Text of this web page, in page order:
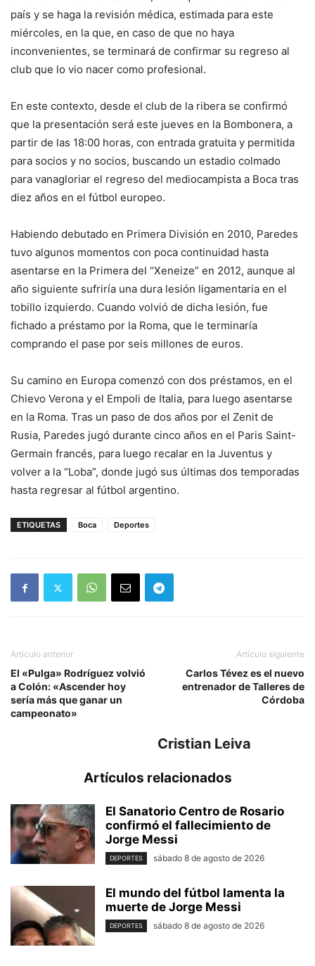
país y se haga la revisión médica, estimada para este
miércoles, en la que, en caso de que no haya
inconvenientes, se terminará de confirmar su regreso al
club que lo vio nacer como profesional.
En este contexto, desde el club de la ribera se confirmó
que la presentación será este jueves en la Bombonera, a
partir de las 18:00 horas, con entrada gratuita y permitida
para socios y no socios, buscando un estadio colmado
para vanagloriar el regreso del mediocampista a Boca tras
diez años en el fútbol europeo.
Habiendo debutado en Primera División en 2010, Paredes
tuvo algunos momentos con poca continuidad hasta
asentarse en la Primera del “Xeneize” en 2012, aunque al
año siguiente sufriría una dura lesión ligamentaria en el
tobillo izquierdo. Cuando volvió de dicha lesión, fue
fichado a préstamo por la Roma, que le terminaría
comprando el pase por seis millones de euros.
Su camino en Europa comenzó con dos préstamos, en el
Chievo Verona y el Empoli de Italia, para luego asentarse
en la Roma. Tras un paso de dos años por el Zenit de
Rusia, Paredes jugó durante cinco años en el Paris Saint-
Germain francés, para luego recalar en la Juventus y
volver a la “Loba”, donde jugó sus últimas dos temporadas
hasta regresar al fútbol argentino.
ETIQUETAS Boca Deportes
Artículo anterior
El «Pulga» Rodríguez volvió
a Colón: «Ascender hoy
sería más que ganar un
campeonato»
Artículo siguiente
Carlos Tévez es el nuevo
entrenador de Talleres de
Córdoba
Cristian Leiva
Artículos relacionados
El Sanatorio Centro de Rosario
confirmó el fallecimiento de
Jorge Messi
DEPORTES sábado 8 de agosto de 2026
El mundo del fútbol lamenta la
muerte de Jorge Messi
DEPORTES sábado 8 de agosto de 2026